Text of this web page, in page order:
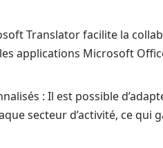
Translator facilite la
applications Microsoft
: Il est possible
secteur d’activité, ce qui